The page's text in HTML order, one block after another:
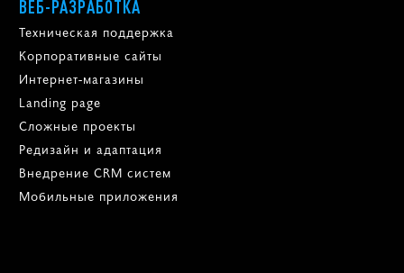
ВЕБ-РАЗРАБОТКА
Техническая поддержка
Корпоративные сайты
Интернет-магазины
Landing page
Сложные проекты
Редизайн и адаптация
Внедрение CRM систем
Мобильные приложения